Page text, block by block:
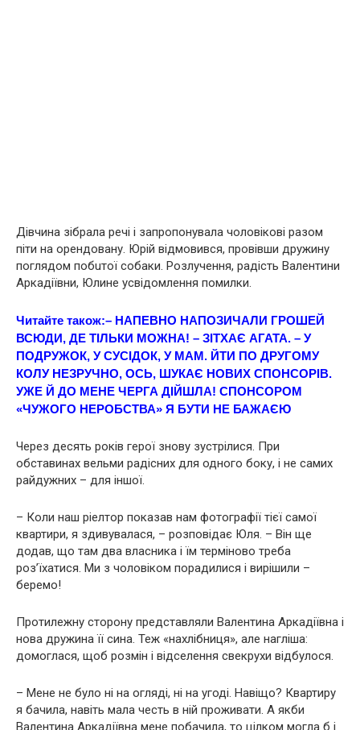
Дівчина зібрала речі і запропонувала чоловікові разом
піти на орендовану. Юрій відмовився, провівши дружину
поглядом побuтої собаки. Розлучення, радість Валентини
Аркадіївни, Юлинe усвідомлення помилки.
Читайте також:– НАПЕВНО НАПОЗИЧАЛИ ГРОШЕЙ
ВСЮДИ, ДЕ ТІЛЬКИ МОЖНА! – ЗІТХАЄ АГАТА. – У
ПОДРУЖОК, У СУСІДОК, У МАМ. ЙТИ ПО ДРУГОМУ
КОЛУ НЕЗРУЧНО, ОСЬ, ШУКАЄ НОВИХ СПОНСОРІВ.
УЖЕ Й ДО МЕНЕ ЧЕРГА ДІЙШЛА! СПОНСОРОМ
«ЧУЖОГО НЕРОБСТВА» Я БУТИ НЕ БАЖАЄЮ
Через десять років герої знову зустрілися. При
обставинах вельми радісних для одного боку, і не самих
райдужних – для іншої.
– Коли наш ріелтор показав нам фотографії тієї самої
квартири, я здивувалася, – розповідає Юля. – Він ще
додав, що там два власника і їм терміново треба
роз’їхатися. Ми з чоловіком порадилися і вирішили –
беремо!
Протилежну сторону представляли Валентина Аркадіївна і
нова дружина її сина. Теж «нахлібниця», але нагліша:
домоглася, щоб розмін і відселення свекрухи відбулося.
– Мене не було ні на огляді, ні на угоді. Навіщо? Квартиру
я бачила, навіть мала честь в ній проживати. А якби
Валентина Аркадіївна мене побачила, то цілком могла б і